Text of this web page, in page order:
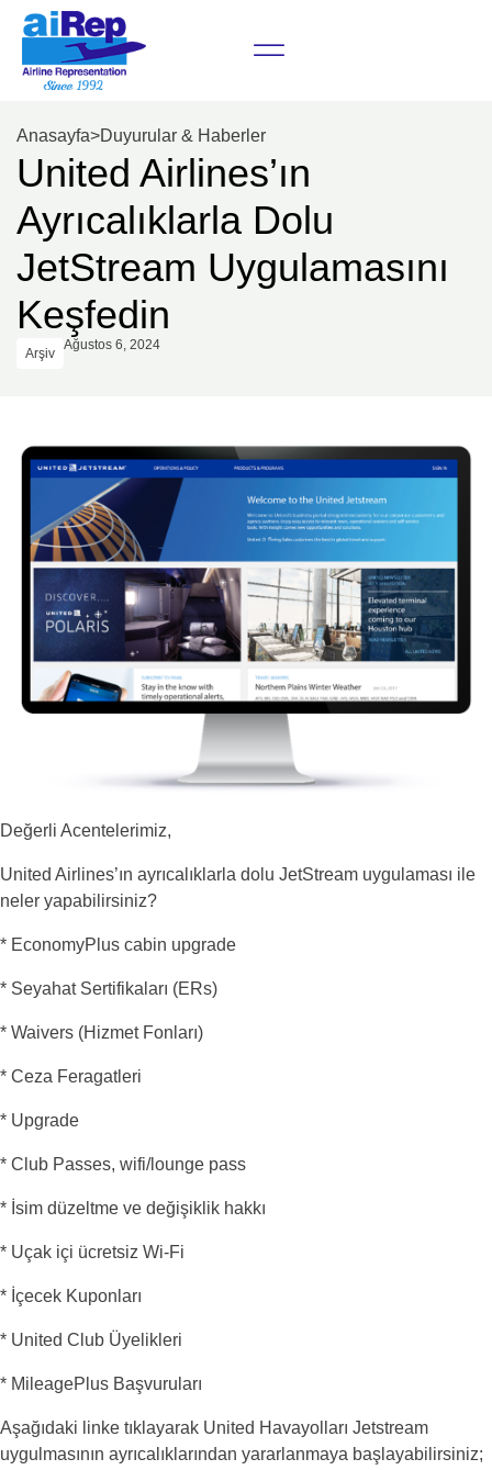
Anasayfa>Duyurular & Haberler
United Airlines’ın
Ayrıcalıklarla Dolu
JetStream Uygulamasını
Keşfedin
Arşiv
Ağustos 6, 2024
Değerli Acentelerimiz,
United Airlines’ın ayrıcalıklarla dolu JetStream uygulaması ile
neler yapabilirsiniz?
* EconomyPlus cabin upgrade
* Seyahat Sertifikaları (ERs)
* Waivers (Hizmet Fonları)
* Ceza Feragatleri
* Upgrade
* Club Passes, wifi/lounge pass
* İsim düzeltme ve değişiklik hakkı
* Uçak içi ücretsiz Wi-Fi
* İçecek Kuponları
* United Club Üyelikleri
* MileagePlus Başvuruları
Aşağıdaki linke tıklayarak United Havayolları Jetstream
uygulmasının ayrıcalıklarından yararlanmaya başlayabilirsiniz;